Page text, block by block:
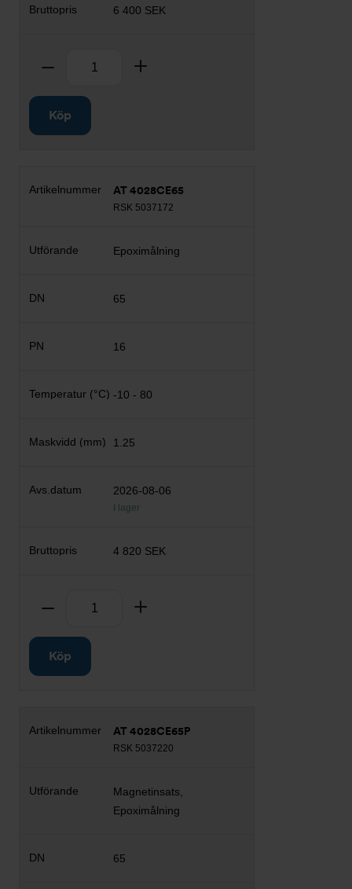
6 400 SEK
Ta bort
Köp
AT 4028CE65
RSK 5037172
Epoximålning
65
16
-10 - 80
1.25
2026-08-06
I lager
4 820 SEK
Ta bort
Köp
AT 4028CE65P
RSK 5037220
Magnetinsats,
Epoximålning
65